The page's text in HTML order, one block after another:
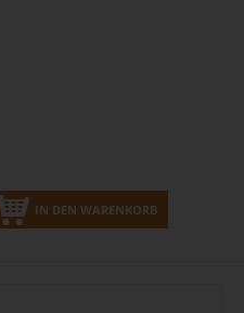
IN DEN WARENKORB